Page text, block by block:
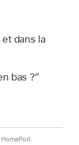
dans la
bas ?”